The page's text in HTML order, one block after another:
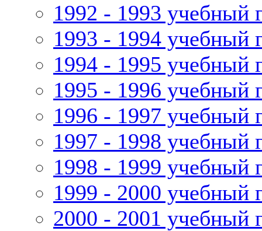
1992 - 1993 учебный
1993 - 1994 учебный
1994 - 1995 учебный
1995 - 1996 учебный
1996 - 1997 учебный
1997 - 1998 учебный
1998 - 1999 учебный
1999 - 2000 учебный
2000 - 2001 учебный